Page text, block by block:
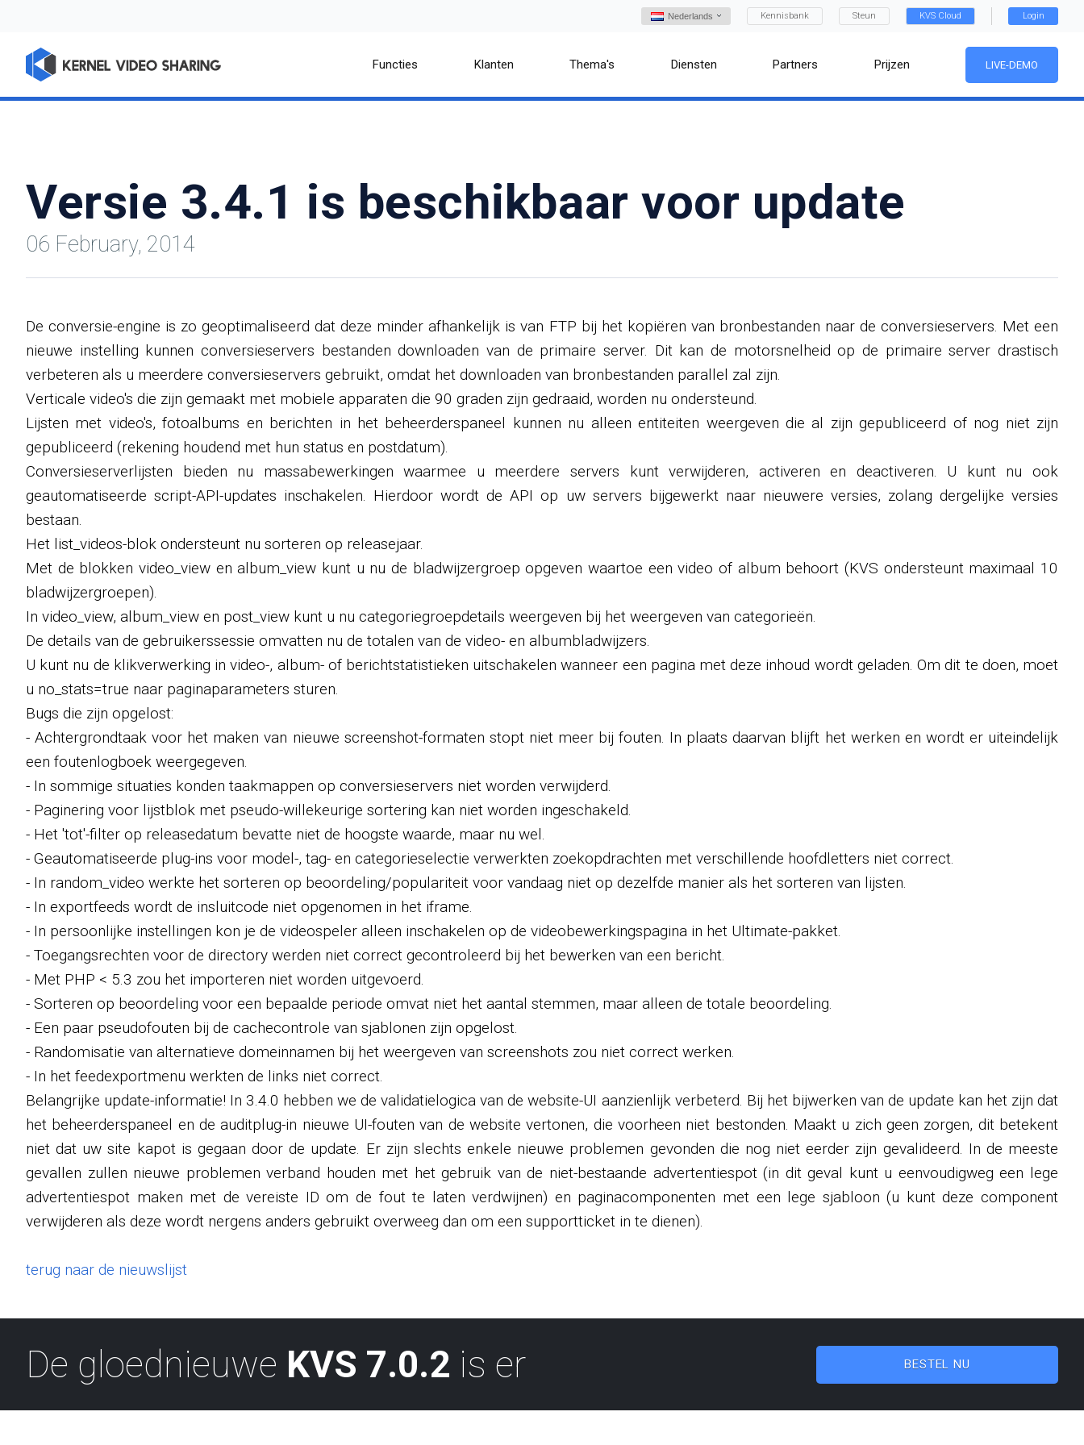
Nederlands Kennisbank Steun KVS Cloud Login
Functies Klanten Thema's Diensten Partners Prijzen LIVE-DEMO
Versie 3.4.1 is beschikbaar voor update
06 February, 2014
De conversie-engine is zo geoptimaliseerd dat deze minder afhankelijk is van FTP bij het kopiëren van bronbestanden naar de conversieservers. Met een
nieuwe instelling kunnen conversieservers bestanden downloaden van de primaire server. Dit kan de motorsnelheid op de primaire server drastisch
verbeteren als u meerdere conversieservers gebruikt, omdat het downloaden van bronbestanden parallel zal zijn.
Verticale video's die zijn gemaakt met mobiele apparaten die 90 graden zijn gedraaid, worden nu ondersteund.
Lijsten met video's, fotoalbums en berichten in het beheerderspaneel kunnen nu alleen entiteiten weergeven die al zijn gepubliceerd of nog niet zijn
gepubliceerd (rekening houdend met hun status en postdatum).
Conversieserverlijsten bieden nu massabewerkingen waarmee u meerdere servers kunt verwijderen, activeren en deactiveren. U kunt nu ook
geautomatiseerde script-API-updates inschakelen. Hierdoor wordt de API op uw servers bijgewerkt naar nieuwere versies, zolang dergelijke versies
bestaan.
Het list_videos-blok ondersteunt nu sorteren op releasejaar.
Met de blokken video_view en album_view kunt u nu de bladwijzergroep opgeven waartoe een video of album behoort (KVS ondersteunt maximaal 10
bladwijzergroepen).
In video_view, album_view en post_view kunt u nu categoriegroepdetails weergeven bij het weergeven van categorieën.
De details van de gebruikerssessie omvatten nu de totalen van de video- en albumbladwijzers.
U kunt nu de klikverwerking in video-, album- of berichtstatistieken uitschakelen wanneer een pagina met deze inhoud wordt geladen. Om dit te doen, moet
u no_stats=true naar paginaparameters sturen.
Bugs die zijn opgelost:
- Achtergrondtaak voor het maken van nieuwe screenshot-formaten stopt niet meer bij fouten. In plaats daarvan blijft het werken en wordt er uiteindelijk
een foutenlogboek weergegeven.
- In sommige situaties konden taakmappen op conversieservers niet worden verwijderd.
- Paginering voor lijstblok met pseudo-willekeurige sortering kan niet worden ingeschakeld.
- Het 'tot'-filter op releasedatum bevatte niet de hoogste waarde, maar nu wel.
- Geautomatiseerde plug-ins voor model-, tag- en categorieselectie verwerkten zoekopdrachten met verschillende hoofdletters niet correct.
- In random_video werkte het sorteren op beoordeling/populariteit voor vandaag niet op dezelfde manier als het sorteren van lijsten.
- In exportfeeds wordt de insluitcode niet opgenomen in het iframe.
- In persoonlijke instellingen kon je de videospeler alleen inschakelen op de videobewerkingspagina in het Ultimate-pakket.
- Toegangsrechten voor de directory werden niet correct gecontroleerd bij het bewerken van een bericht.
- Met PHP < 5.3 zou het importeren niet worden uitgevoerd.
- Sorteren op beoordeling voor een bepaalde periode omvat niet het aantal stemmen, maar alleen de totale beoordeling.
- Een paar pseudofouten bij de cachecontrole van sjablonen zijn opgelost.
- Randomisatie van alternatieve domeinnamen bij het weergeven van screenshots zou niet correct werken.
- In het feedexportmenu werkten de links niet correct.
Belangrijke update-informatie! In 3.4.0 hebben we de validatielogica van de website-UI aanzienlijk verbeterd. Bij het bijwerken van de update kan het zijn dat
het beheerderspaneel en de auditplug-in nieuwe UI-fouten van de website vertonen, die voorheen niet bestonden. Maakt u zich geen zorgen, dit betekent
niet dat uw site kapot is gegaan door de update. Er zijn slechts enkele nieuwe problemen gevonden die nog niet eerder zijn gevalideerd. In de meeste
gevallen zullen nieuwe problemen verband houden met het gebruik van de niet-bestaande advertentiespot (in dit geval kunt u eenvoudigweg een lege
advertentiespot maken met de vereiste ID om de fout te laten verdwijnen) en paginacomponenten met een lege sjabloon (u kunt deze component
verwijderen als deze wordt nergens anders gebruikt overweeg dan om een ​​supportticket in te dienen).
terug naar de nieuwslijst
De gloednieuwe KVS 7.0.2 is er BESTEL NU